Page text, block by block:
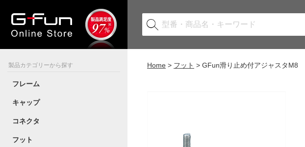
製品カテゴリーから探す
フレーム
キャップ
コネクタ
フット
Home フット GFun滑り止め付アジャスタM8